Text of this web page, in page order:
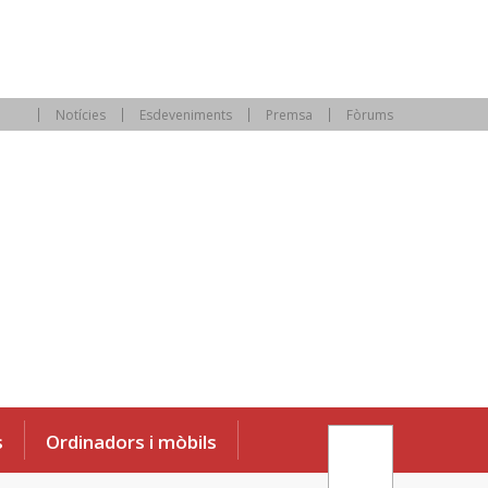
Notícies Esdeveniments Premsa Fòrums
Ordinadors i mòbils